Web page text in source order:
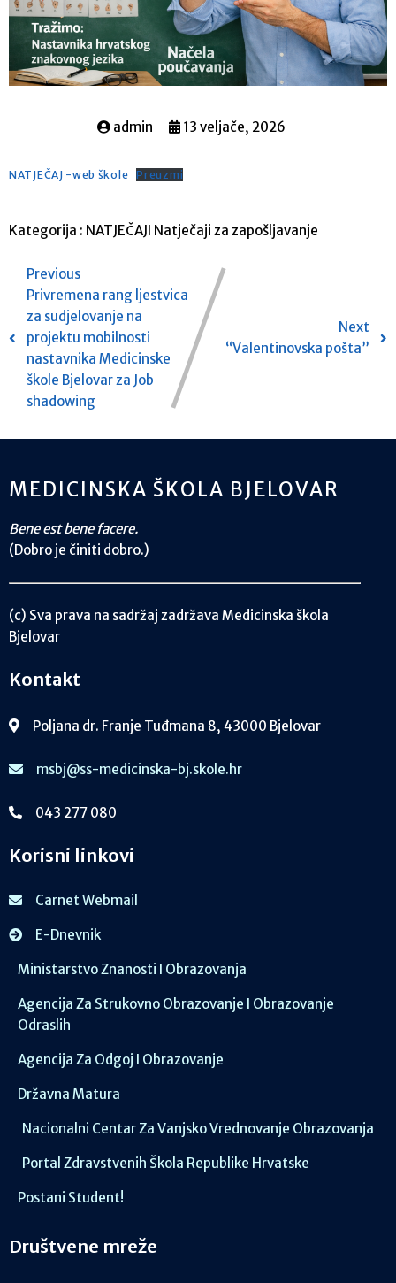
admin 13 veljače, 2026
NATJEČAJ -web škole Preuzmi
Kategorija : NATJEČAJI Natječaji za zapošljavanje
Previous
Privremena rang ljestvica
za sudjelovanje na
projektu mobilnosti
nastavnika Medicinske
škole Bjelovar za Job
shadowing
Next
“Valentinovska pošta”
MEDICINSKA ŠKOLA BJELOVAR
Bene est bene facere.
(Dobro je činiti dobro.)
(c) Sva prava na sadržaj zadržava Medicinska škola
Bjelovar
Kontakt
Poljana dr. Franje Tuđmana 8, 43000 Bjelovar
msbj@ss-medicinska-bj.skole.hr
043 277 080
Korisni linkovi
Carnet Webmail
E-Dnevnik
Ministarstvo Znanosti I Obrazovanja
Agencija Za Strukovno Obrazovanje I Obrazovanje
Odraslih
Agencija Za Odgoj I Obrazovanje
Državna Matura
Nacionalni Centar Za Vanjsko Vrednovanje Obrazovanja
Portal Zdravstvenih Škola Republike Hrvatske
Postani Student!
Društvene mreže